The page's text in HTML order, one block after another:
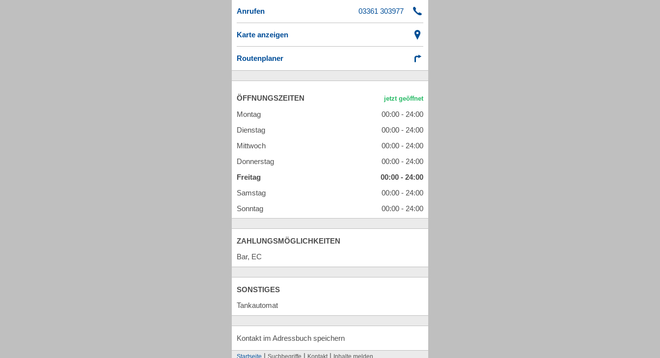
Anrufen
Karte anzeigen
Routenplaner
ÖFFNUNGSZEITEN
Montag
00:00 - 24:00
Dienstag
00:00 - 24:00
Mittwoch
00:00 - 24:00
Donnerstag
00:00 - 24:00
Freitag
00:00 - 24:00
Samstag
00:00 - 24:00
Sonntag
00:00 - 24:00
ZAHLUNGSMÖGLICHKEITEN
Bar, EC
SONSTIGES
Tankautomat
Kontakt im Adressbuch speichern
Startseite | Suchbegriffe | Kontakt | Inhalte melden